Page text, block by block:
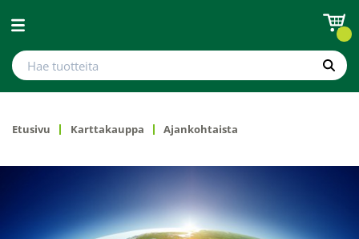
Avaa valikko
Hae tuotteita
Hae
Etusivu Karttakauppa Ajankohtaista